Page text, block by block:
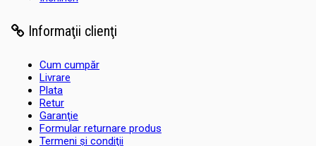
Informaţii clienţi
Cum cumpăr
Livrare
Plata
Retur
Garanţie
Formular returnare produs
Termeni şi condiţii